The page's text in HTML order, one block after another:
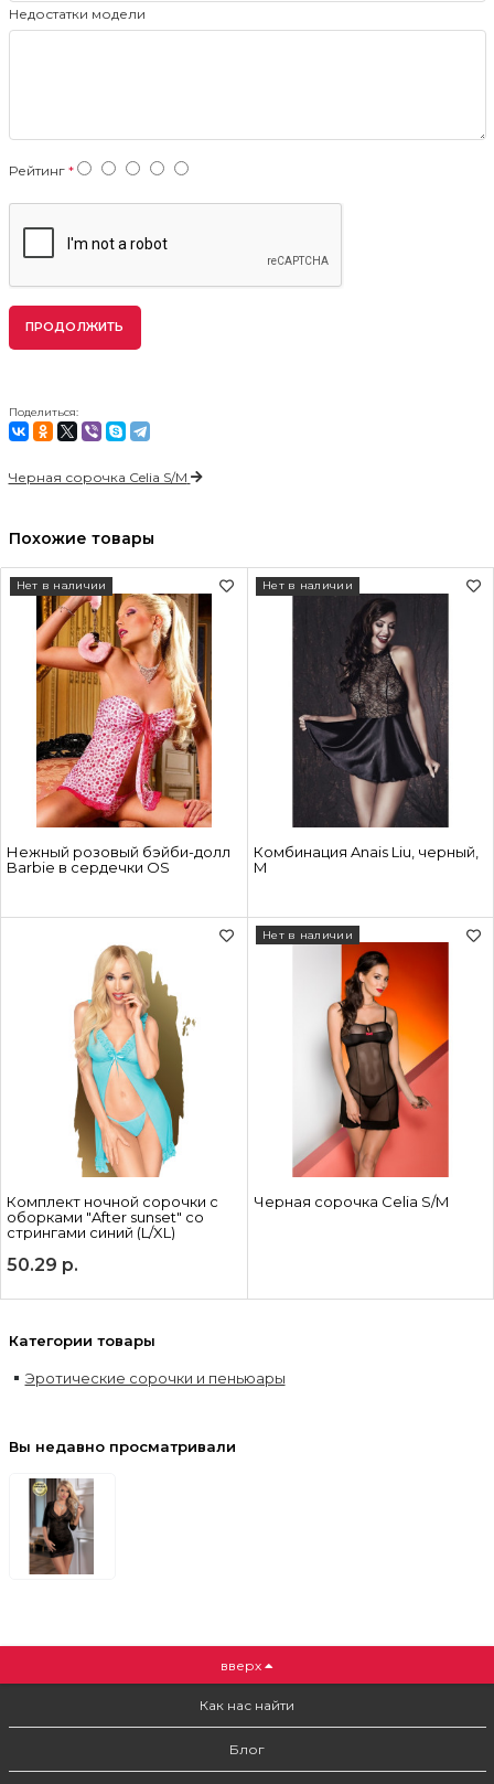
Недостатки модели
Рейтинг
ПРОДОЛЖИТЬ
Поделиться:
Черная сорочка Celia S/M
Похожие товары
Нежный розовый бэйби-долл
Barbie в сердечки OS
Нет в наличии
Комбинация Anais Liu, черный,
M
Нет в наличии
Комплект ночной сорочки с
оборками "After sunset" со
стрингами синий (L/XL)
50.29 р.
Черная сорочка Celia S/M
Нет в наличии
Категории товары
Эротические сорочки и пеньюары
Вы недавно просматривали
вверх
Как нас найти
Блог